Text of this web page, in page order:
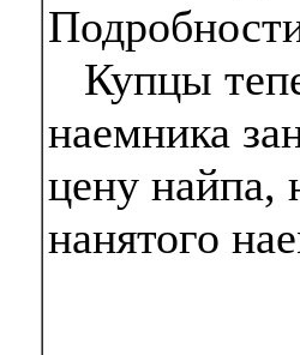
Купцы
наемника
цену найпа,
нанятого